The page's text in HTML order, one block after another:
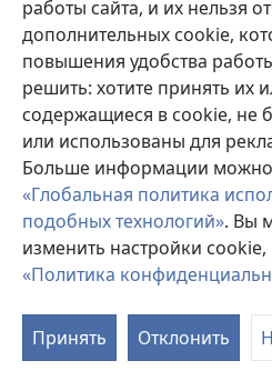
работы сайта, и их нельзя
дополнительных cookie,
повышения удобства
решить: хотите принять их
содержащиеся в cookie, не
или использованы для
Больше информации можно
«Глобальная политика
подобных технологий». Вы
изменить настройки
«Политика
Принять Отклонить
новом
окне)
JW Hub®
(открывается
в
новом
окне)
JW Library ®
Watchtower Library
Copyright© 2026 Watch Tower Bible
УСЛОВИЯ